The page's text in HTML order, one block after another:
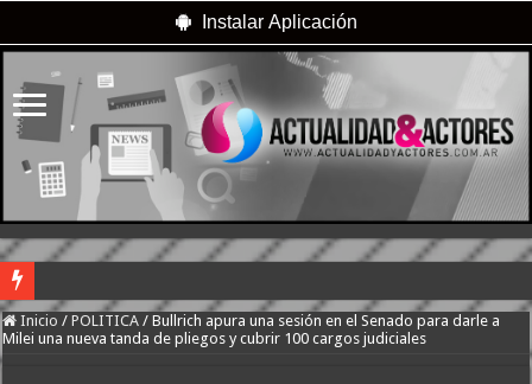
Instalar Aplicación
River lo descartó y el pibe Jaime brilla en Peñarol de Montevideo: «¿Nos dieron
Flávio Bolsonaro culpó a Lula da Silva de la crisis con Argentina y a su
Inicio / POLITICA / Bullrich apura una sesión en el Senado para darle a
Milei una nueva tanda de pliegos y cubrir 100 cargos judiciales